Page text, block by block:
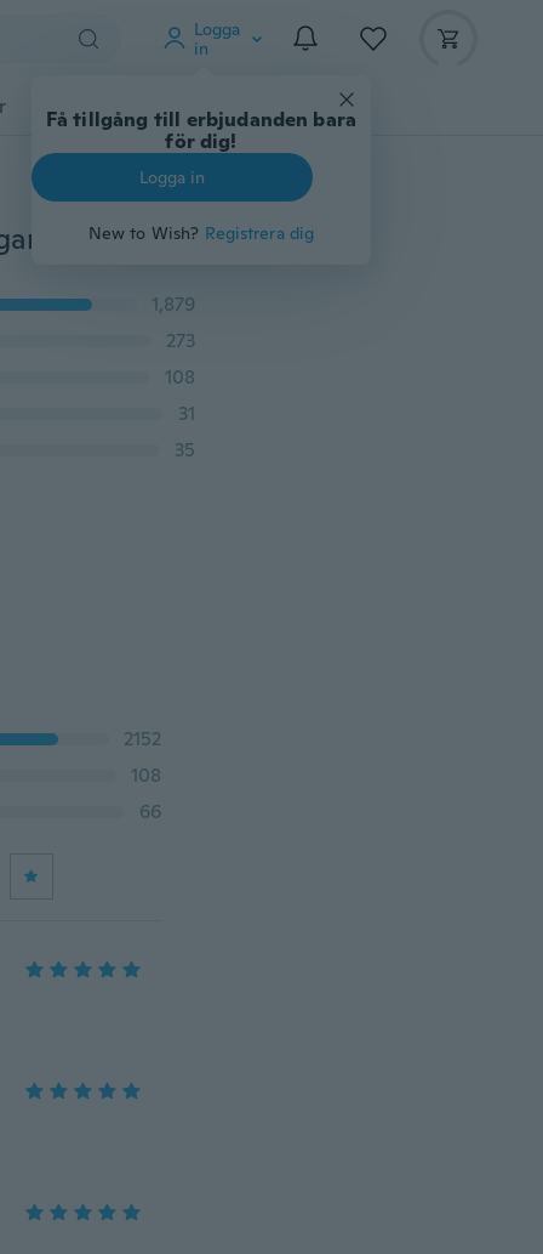
Logga
in
Få tillgång till erbjudanden bara
för dig!
Logga in
New to Wish? Registrera dig
Djurtillbehör Teknikprylar Mer
1,879
273
108
31
35
2152
108
66